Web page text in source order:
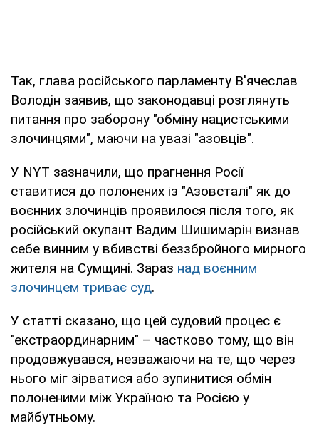
Так, глава російського парламенту В'ячеслав
Володін заявив, що законодавці розглянуть
питання про заборону "обміну нацистськими
злочинцями", маючи на увазі "азовців".
У NYT зазначили, що прагнення Росії
ставитися до полонених із "Азовсталі" як до
воєнних злочинців проявилося після того, як
російський окупант Вадим Шишимарін визнав
себе винним у вбивстві беззбройного мирного
жителя на Сумщині. Зараз над воєнним
злочинцем триває суд.
У статті сказано, що цей судовий процес є
"екстраординарним" – частково тому, що він
продовжувався, незважаючи на те, що через
нього міг зірватися або зупинитися обмін
полоненими між Україною та Росією у
майбутньому.